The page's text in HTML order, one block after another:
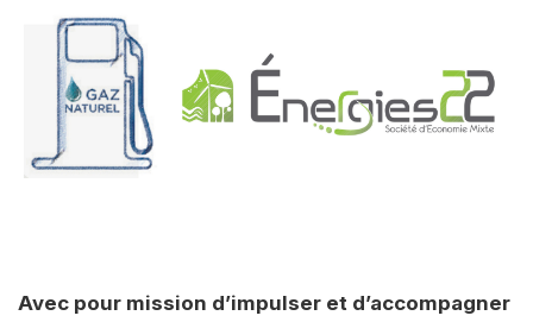
Avec pour mission d’impulser et d’accompagner